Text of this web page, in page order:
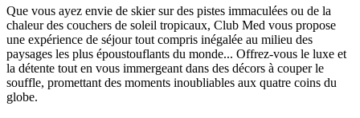
Que vous ayez envie de skier sur des pistes immaculées ou de la
chaleur des couchers de soleil tropicaux, Club Med vous propose
une expérience de séjour tout compris inégalée au milieu des
paysages les plus époustouflants du monde... Offrez-vous le luxe et
la détente tout en vous immergeant dans des décors à couper le
souffle, promettant des moments inoubliables aux quatre coins du
globe.